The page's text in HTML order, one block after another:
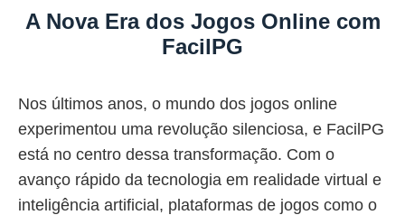
A Nova Era dos Jogos Online com
FacilPG
Nos últimos anos, o mundo dos jogos online
experimentou uma revolução silenciosa, e FacilPG
está no centro dessa transformação. Com o
avanço rápido da tecnologia em realidade virtual e
inteligência artificial, plataformas de jogos como o